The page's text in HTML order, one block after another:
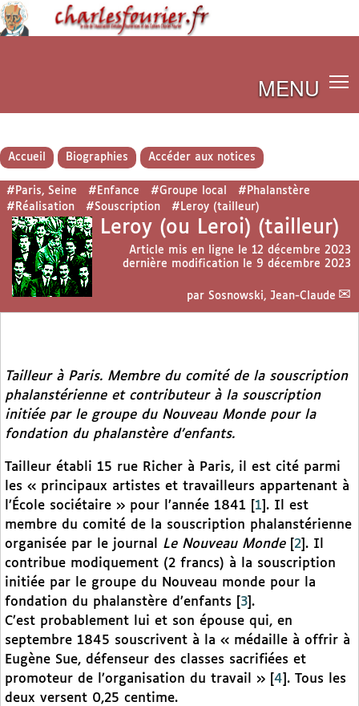
MENU
Accueil Biographies Accéder aux notices
#Paris, Seine #Enfance #Groupe local
#Phalanstère
#Réalisation
#Souscription #Leroy (tailleur)
Leroy (ou Leroi) (tailleur)
Article mis en ligne le 12 décembre 2023
dernière modification le 9 décembre 2023
par Sosnowski, Jean-Claude
Tailleur à Paris. Membre du comité de la souscription
phalanstérienne et contributeur à la souscription
initiée par le groupe du Nouveau Mondepour la
fondation du phalanstère d’enfants.
Tailleur établi 15 rue Richer à Paris, il est cité parmi
les « principaux artistes et travailleurs appartenant à
l’École sociétaire » pour l’année 1841
1 . Il est
membre du comité de la souscription phalanstérienne
organisée par le journal Le Nouveau Monde[ 2 . Il
contribue modiquement (2 francs) à la souscription
initiée par le groupe du Nouveau monde pour la
fondation du phalanstère d’enfants
3 .
C’est probablement lui et son épouse qui, en
septembre 1845 souscrivent à la « médaille à offrir à
Eugène Sue, défenseur des classes sacrifiées et
promoteur de l’organisation du travail »
4 . Tous les
deux versent 0,25 centime.